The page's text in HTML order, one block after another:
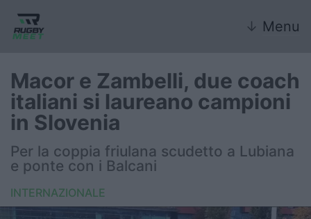
↓ Menu
Nazionale
Nazionali giovanili
Rugby Sevens
FIR
Macor e Zambelli, due coach
italiani si laureano campioni
in Slovenia
Per la coppia friulana scudetto a Lubiana
e ponte con i Balcani
INTERNAZIONALE